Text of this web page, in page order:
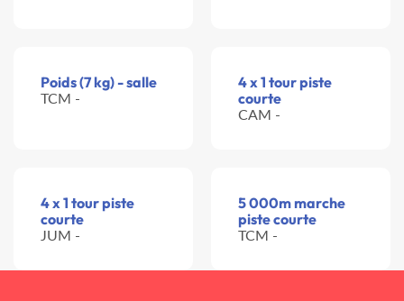
Poids (7 kg) - salle
TCM -
4 x 1 tour piste
courte
CAM -
4 x 1 tour piste
courte
JUM -
5 000m marche
piste courte
TCM -